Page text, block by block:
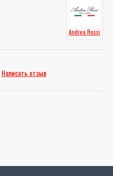
Andrea Rossi
Написать отзыв